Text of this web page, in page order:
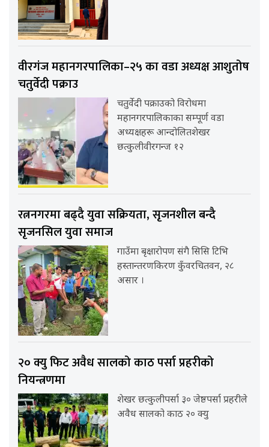
वीरगंज महानगरपालिका–२५ का वडा अध्यक्ष आशुतोष
चतुर्वेदी पक्राउ
चतुर्वेदी पक्राउको विरोधमा
महानगरपालिकाका सम्पूर्ण वडा
अध्यक्षहरू आन्दोलितशेखर
छत्कुलीवीरगन्ज १२
रत्ननगरमा बढ्दै युवा सक्रियता, सृजनशील बन्दै
सृजनसिल युवा समाज
गाउँमा बृक्षारोपण संगै सिसि टिभि
हस्तान्तरणकिरण कुँवरचितवन, २८
असार ।
२० क्यु फिट अवैध सालको काठ पर्सा प्रहरीको
नियन्त्रणमा
शेखर छत्कुलीपर्सा ३० जेष्ठपर्सा प्रहरीले
अवैध सालको काठ २० क्यु